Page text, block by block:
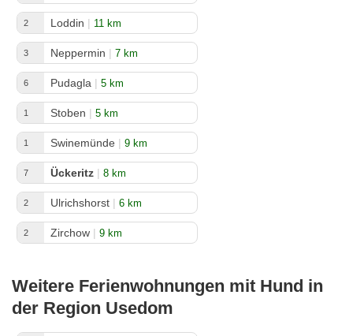
2 Loddin | 11 km
3 Neppermin | 7 km
6 Pudagla | 5 km
1 Stoben | 5 km
1 Swinemünde | 9 km
7 Ückeritz | 8 km
2 Ulrichshorst | 6 km
2 Zirchow | 9 km
Weitere Ferienwohnungen mit Hund in
der Region Usedom